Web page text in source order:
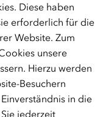
Erfahrungen als
u. a. der Ö3-
Diese haben
erforderlich für die
Website. Zum
unsere
Hierzu werden
Besuchern
in die
jederzeit